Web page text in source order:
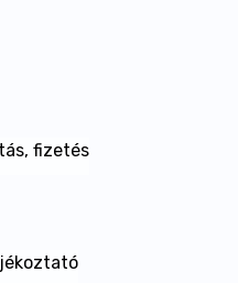
fizetés